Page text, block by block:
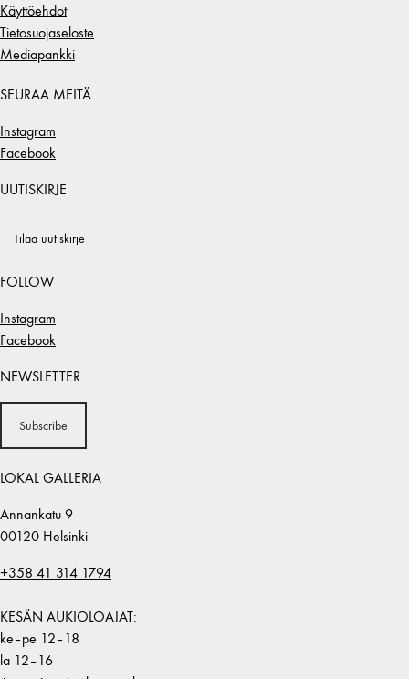
Käyttöehdot
Tietosuojaseloste
Mediapankki
SEURAA MEITÄ
Instagram
Facebook
UUTISKIRJE
Tilaa uutiskirje
FOLLOW
Instagram
Facebook
NEWSLETTER
Subscribe
LOKAL GALLERIA
Annankatu 9
00120 Helsinki
+358 41 314 1794
KESÄN AUKIOLOAJAT:
ke–pe 12–18
la 12–16